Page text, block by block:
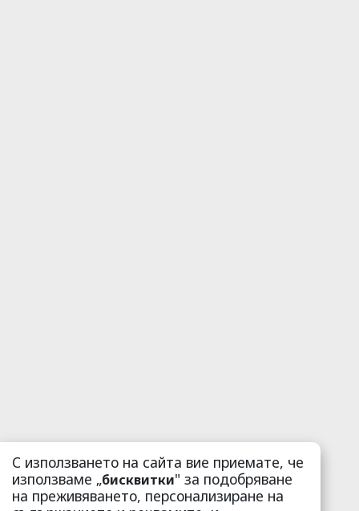
С използването на сайта вие приемате, че
използваме „бисквитки" за подобряване
на преживяването, персонализиране на